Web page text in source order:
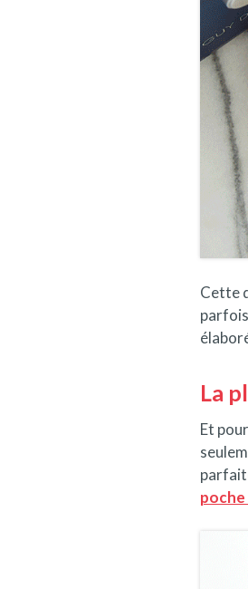
Cette
La
Et
poche